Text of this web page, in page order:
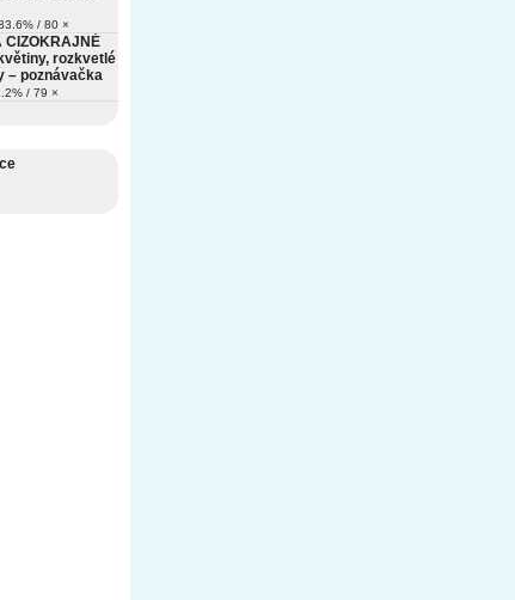
/ 80 ×
CIZOKRAJNÉ
rozkvetlé
– poznávačka
/ 79 ×